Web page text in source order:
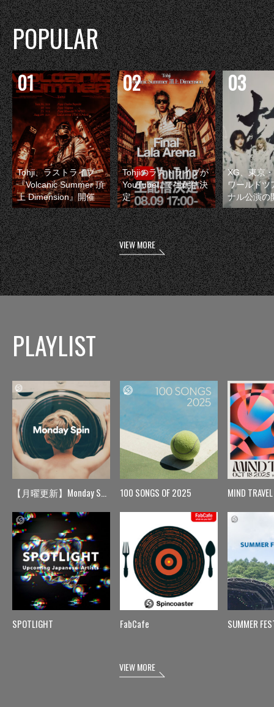
POPULAR
Tohji、ラストライブ
『Volcanic Summer 頂
上 Dimension』開催
Tohjiのラストライブが
YouTubeにて生配信決
定
XG、東京
ワールドツ
ナル公演の
VIEW MORE
PLAYLIST
【月曜更新】Monday Spin
SPOTLIGHT
100 SONGS OF 2025
FabCafe
MIND TRAVEL
SUMMER
VIEW MORE